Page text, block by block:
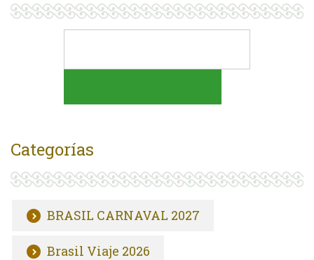
Categorías
BRASIL CARNAVAL 2027
Brasil Viaje 2026